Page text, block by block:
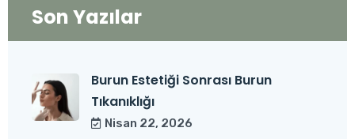
Son Yazılar
Burun Estetiği Sonrası Burun
Tıkanıklığı
Nisan 22, 2026